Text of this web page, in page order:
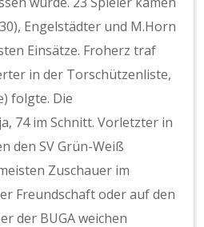
Engelstädter und M.Horn
Einsätze. Froherz traf
in der Torschützenliste,
folgte. Die
74 im Schnitt. Vorletzter in
den SV Grün-Weiß
Zuschauer im
Freundschaft oder auf den
der BUGA weichen